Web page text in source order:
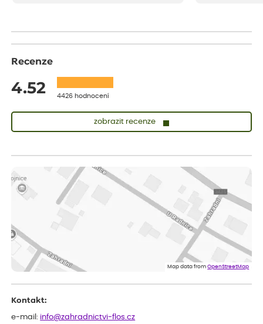
Recenze
4.52 4426 hodnocení
zobrazit recenze
Vše přišlo velice rychle krásně zabalené. Rostlinky po přesazení
velice dobře prospívají
Jarda
Dobrý den, byli jsme spokojeni
Eshop, objednání bylo v pořádku, žádný problém. Jen jsem byla
smutná z dodávky jedné kytky, která nebyla v nejlepší kondici a i
Map data fromOpenStreetMap
Kontakt:
e-mail: info@zahradnictvi-flos.cz